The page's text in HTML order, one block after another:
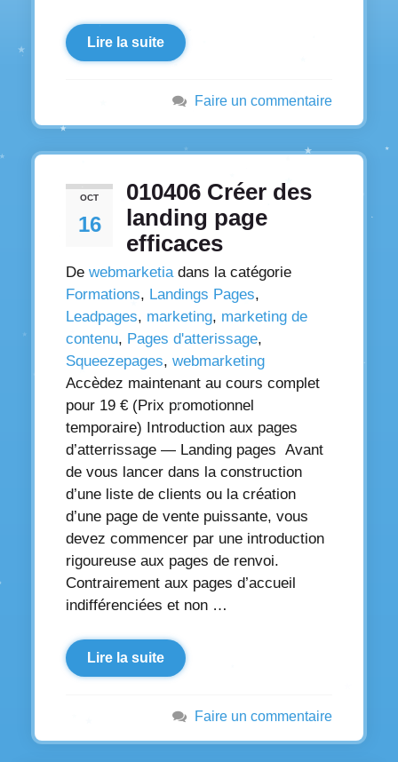
Lire la suite
Faire un commentaire
OCT
16
010406 Créer des
landing page
efficaces
De webmarketiadans la catégorie
Formations, Landings Pages,
Leadpages, marketing, marketing de
contenu, Pages d'atterissage,
Squeezepages, webmarketing
Accèdez maintenant au cours complet
pour 19 € (Prix promotionnel
temporaire) Introduction aux pages
d’atterrissage — Landing pages Avant
de vous lancer dans la construction
d’une liste de clients ou la création
d’une page de vente puissante, vous
devez commencer par une introduction
rigoureuse aux pages de renvoi.
Contrairement aux pages d’accueil
indifférenciées et non …
Lire la suite
Faire un commentaire